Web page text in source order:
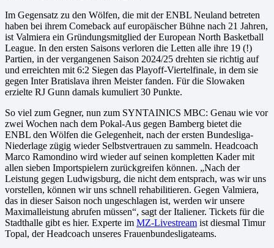
Im Gegensatz zu den Wölfen, die mit der ENBL Neuland betreten
haben bei ihrem Comeback auf europäischer Bühne nach 21 Jahren,
ist Valmiera ein Gründungsmitglied der European North Basketball
League. In den ersten Saisons verloren die Letten alle ihre 19 (!)
Partien, in der vergangenen Saison 2024/25 drehten sie richtig auf
und erreichten mit 6:2 Siegen das Playoff-Viertelfinale, in dem sie
gegen Inter Bratislava ihren Meister fanden. Für die Slowaken
erzielte RJ Gunn damals kumuliert 30 Punkte.
So viel zum Gegner, nun zum SYNTAINICS MBC: Genau wie vor
zwei Wochen nach dem Pokal-Aus gegen Bamberg bietet die
ENBL den Wölfen die Gelegenheit, nach der ersten Bundesliga-
Niederlage zügig wieder Selbstvertrauen zu sammeln. Headcoach
Marco Ramondino wird wieder auf seinen kompletten Kader mit
allen sieben Importspielern zurückgreifen können. „Nach der
Leistung gegen Ludwigsburg, die nicht dem entsprach, was wir uns
vorstellen, können wir uns schnell rehabilitieren. Gegen Valmiera,
das in dieser Saison noch ungeschlagen ist, werden wir unsere
Maximalleistung abrufen müssen“, sagt der Italiener. Tickets für die
Stadthalle gibt es hier. Experte im MZ-Livestream ist diesmal Timur
Topal, der Headcoach unseres Frauenbundesligateams.